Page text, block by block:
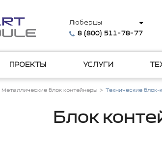
Люберцы
8 (800) 511-78-77
ПРОЕКТЫ УСЛУГИ
Металлические блок контейнеры Технические блок-
Блок